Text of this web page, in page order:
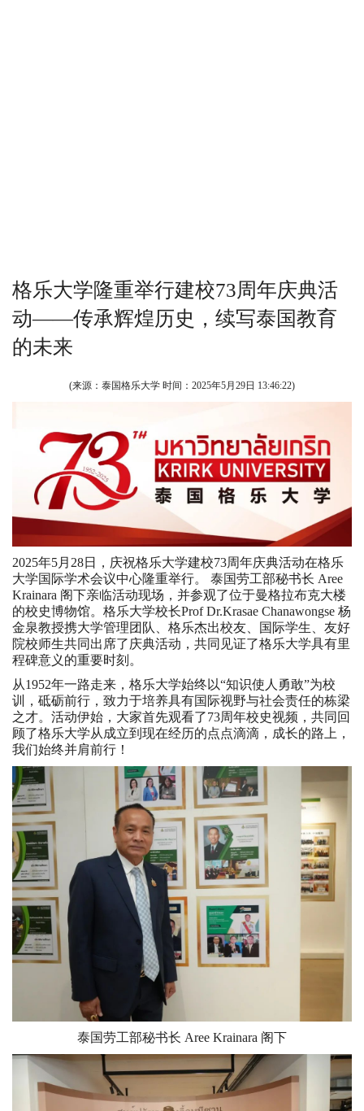
格乐大学隆重举行建校73周年庆典活
动——传承辉煌历史，续写泰国教育
的未来
(来源：泰国格乐大学 时间： 2025年5月29日 13:46:22)
2025年5月28日，庆祝格乐大学建校73周年庆典活动在格乐
大学国际学术会议中心隆重举行。 泰国劳工部秘书长 Aree
Krainara 阁下亲临活动现场，并参观了位于曼格拉布克大楼
的校史博物馆。格乐大学校长Prof Dr.Krasae Chanawongse 杨
金泉教授携大学管理团队、格乐杰出校友、国际学生、友好
院校师生共同出席了庆典活动，共同见证了格乐大学具有里
程碑意义的重要时刻。
从1952年一路走来，格乐大学始终以“知识使人勇敢”为校
训，砥砺前行，致力于培养具有国际视野与社会责任的栋梁
之才。活动伊始，大家首先观看了73周年校史视频，共同回
顾了格乐大学从成立到现在经历的点点滴滴，成长的路上，
我们始终并肩前行！
泰国劳工部秘书长 Aree Krainara 阁下